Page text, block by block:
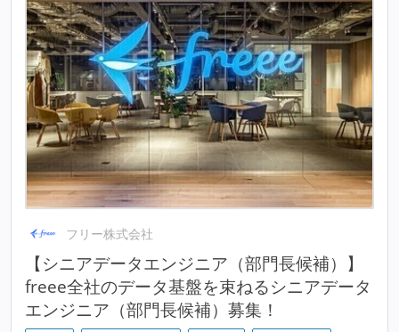
フリー株式会社
【シニアデータエンジニア（部門長候補）】
freee全社のデータ基盤を束ねるシニアデータ
エンジニア（部門長候補）募集！